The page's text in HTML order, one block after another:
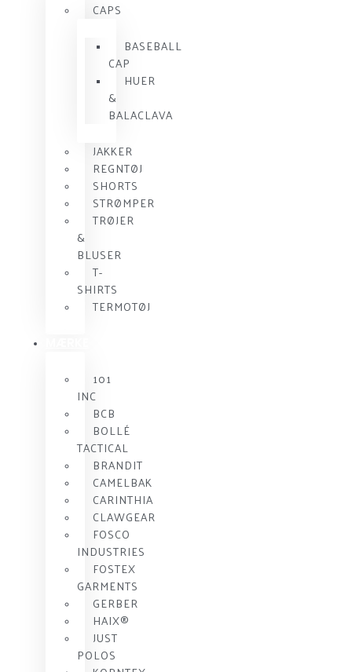
CAPS
BASEBALL
CAP
HUER
&
BALACLAVA
JAKKER
REGNTØJ
SHORTS
STRØMPER
TRØJER
&
BLUSER
T-
SHIRTS
TERMOTØJ
101
INC
BCB
BOLLÉ
TACTICAL
BRANDIT
CAMELBAK
CARINTHIA
CLAWGEAR
FOSCO
INDUSTRIES
FOSTEX
GARMENTS
GERBER
HAIX®
JUST
POLOS